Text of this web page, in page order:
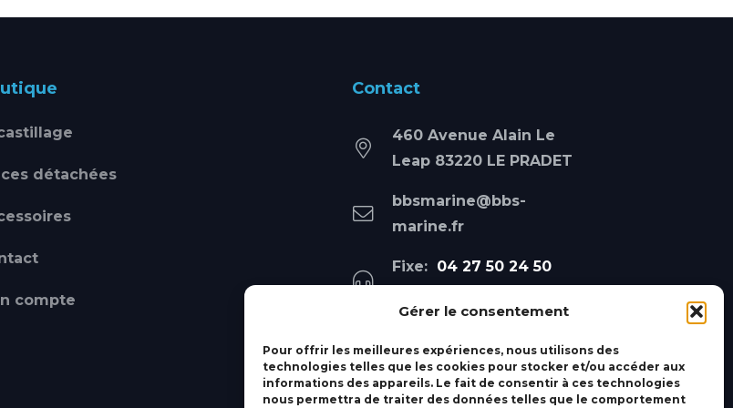
Gérer le consentement
Pour offrir les meilleures expériences, nous utilisons des
technologies telles que les cookies pour stocker et/ou accéder aux
informations des appareils. Le fait de consentir à ces technologies
nous permettra de traiter des données telles que le comportement
détachées
compte
Contact
460 Avenue Alain Le
Leap 83220 LE PRADET
bbsmarine@bbs-
marine.fr
Fixe: 04 27 50 24 50